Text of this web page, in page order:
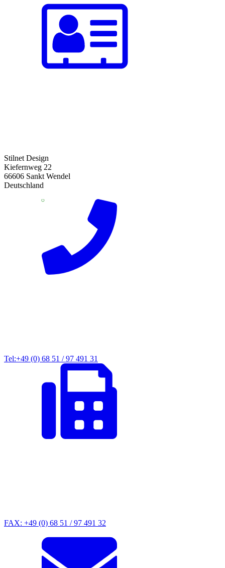
Stilnet Design
Kiefernweg 22
66606 Sankt Wendel
Deutschland
Tel:+49 (0) 68 51 / 97 491 31
FAX: +49 (0) 68 51 / 97 491 32